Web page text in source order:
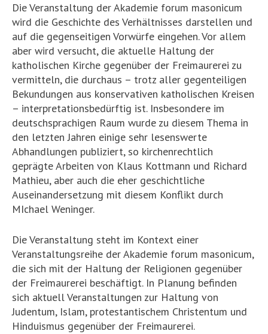
Die Veranstaltung der Akademie forum masonicum
wird die Geschichte des Verhältnisses darstellen und
auf die gegenseitigen Vorwürfe eingehen. Vor allem
aber wird versucht, die aktuelle Haltung der
katholischen Kirche gegenüber der Freimaurerei zu
vermitteln, die durchaus – trotz aller gegenteiligen
Bekundungen aus konservativen katholischen Kreisen
– interpretationsbedürftig ist. Insbesondere im
deutschsprachigen Raum wurde zu diesem Thema in
den letzten Jahren einige sehr lesenswerte
Abhandlungen publiziert, so kirchenrechtlich
geprägte Arbeiten von Klaus Kottmann und Richard
Mathieu, aber auch die eher geschichtliche
Auseinandersetzung mit diesem Konflikt durch
MIchael Weninger.
Die Veranstaltung steht im Kontext einer
Veranstaltungsreihe der Akademie forum masonicum,
die sich mit der Haltung der Religionen gegenüber
der Freimaurerei beschäftigt. In Planung befinden
sich aktuell Veranstaltungen zur Haltung von
Judentum, Islam, protestantischem Christentum und
Hinduismus gegenüber der Freimaurerei.